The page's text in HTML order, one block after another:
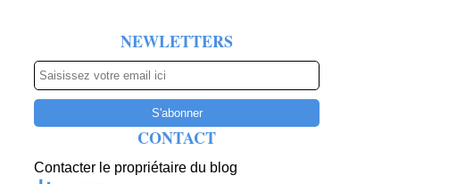
NEWLETTERS
CONTACT
Contacter le propriétaire du blog